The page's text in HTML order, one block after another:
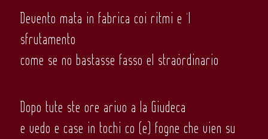
Devento mata in fabrica coi ritmi e ‘l
sfrutamento
come se no bastasse fasso el straòrdinario
Dopo tute ste ore arivo a la Giudeca
e vedo e case in tochi co (e) fogne che vien su